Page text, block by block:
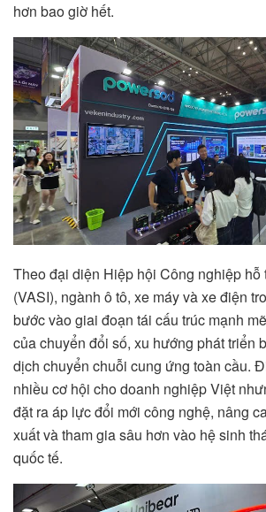
hơn bao giờ hết.
Theo đại diện Hiệp hội Công nghiệp hỗ
(VASI), ngành ô tô, xe máy và xe điện
bước vào giai đoạn tái cấu trúc mạnh
của chuyển đổi số, xu hướng phát triển
dịch chuyển chuỗi cung ứng toàn cầu.
nhiều cơ hội cho doanh nghiệp Việt
đặt ra áp lực đổi mới công nghệ, nâng
xuất và tham gia sâu hơn vào hệ sinh
quốc tế.